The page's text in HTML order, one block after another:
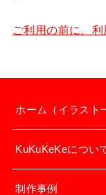
ご利用の前に、利
ホーム（イラスト
KuKuKeKeについ
制作事例